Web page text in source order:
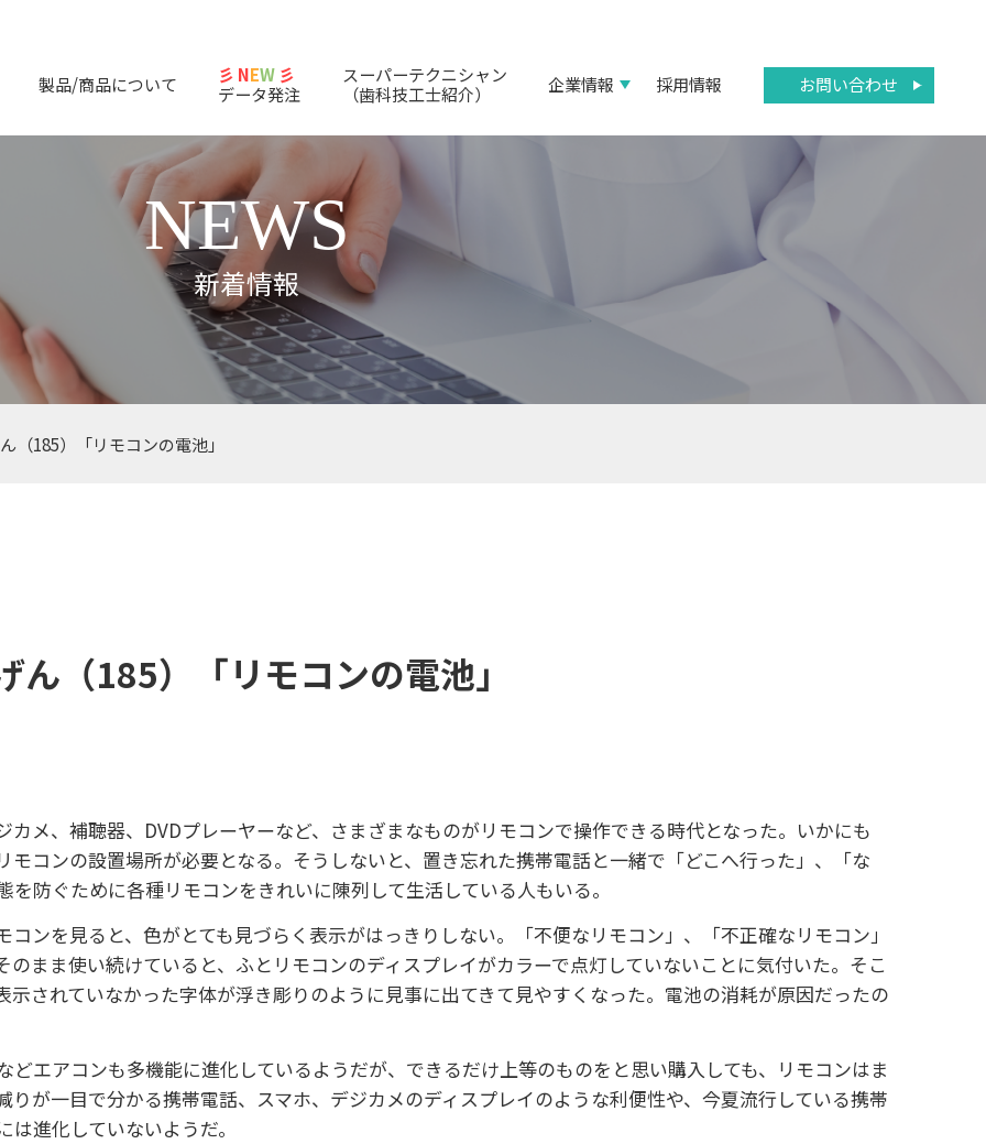
製品/商品について 彡 NEW 彡
データ発注
スーパーテクニシャン
（歯科技工士紹介）
企業情報 採用情報 お問い合わせ
NEWS
新着情報
（185）「リモコンの電池」
（185）「リモコンの電池」
メ、補聴器、DVDプレーヤーなど、さまざまなものがリモコンで操作できる時代となった。いかにも
コンの設置場所が必要となる。そうしないと、置き忘れた携帯電話と一緒で「どこへ行った」、「な
防ぐために各種リモコンをきれいに陳列して生活している人もいる。
ンを見ると、色がとても見づらく表示がはっきりしない。「不便なリモコン」、「不正確なリモコン」
まま使い続けていると、ふとリモコンのディスプレイがカラーで点灯していないことに気付いた。そこ
されていなかった字体が浮き彫りのように見事に出てきて見やすくなった。電池の消耗が原因だったの
エアコンも多機能に進化しているようだが、できるだけ上等のものをと思い購入しても、リモコンはま
が一目で分かる携帯電話、スマホ、デジカメのディスプレイのような利便性や、今夏流行している携帯
進化していないようだ。